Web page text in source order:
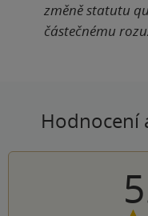
změně statutu
částečnému
Hodnocení